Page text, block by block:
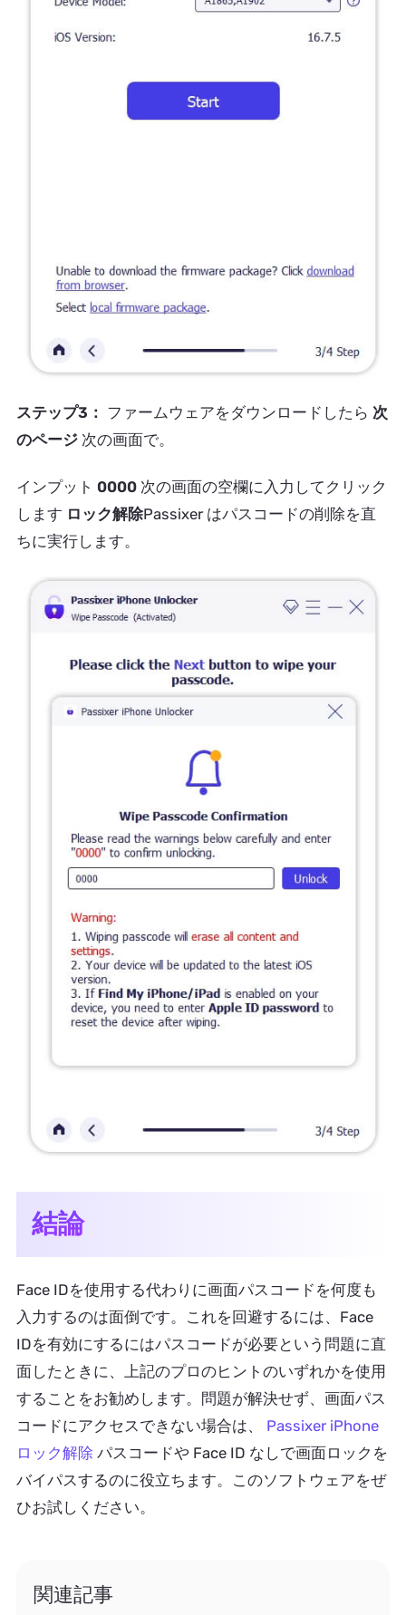
ステップ3： ファームウェアをダウンロードしたら 次
のページ次の画面で。
インプット 0000次の画面の空欄に入力してクリック
します ロック解除Passixer はパスコードの削除を直
ちに実行します。
結論
Face IDを使用する代わりに画面パスコードを何度も
入力するのは面倒です。これを回避するには、Face
IDを有効にするにはパスコードが必要という問題に直
面したときに、上記のプロのヒントのいずれかを使用
することをお勧めします。問題が解決せず、画面パス
コードにアクセスできない場合は、 Passixer iPhone
ロック解除 パスコードや Face ID なしで画面ロックを
バイパスするのに役立ちます。このソフトウェアをぜ
ひお試しください。
関連記事